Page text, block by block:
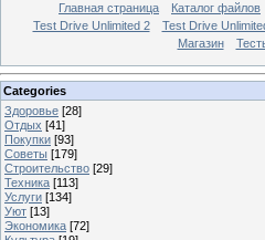
Главная страница Каталог файлов
Test Drive Unlimited 2
Test Drive
Магазин
Categories
Здоровье [28]
Отдых [41]
Покупки [93]
Советы [179]
Строительство [29]
Техника [113]
Услуги [134]
Уют [13]
Экономика [72]